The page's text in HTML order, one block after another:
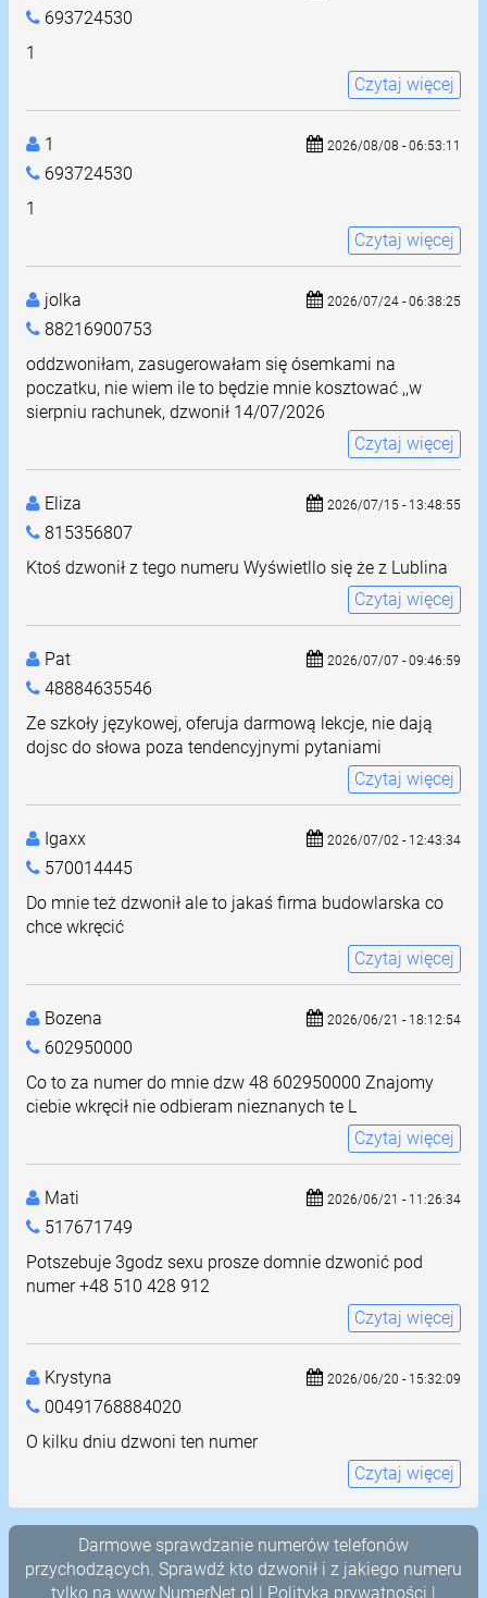
693724530
1
Czytaj więcej
1
693724530
2026/08/08 - 06:53:11
1
Czytaj więcej
jolka
88216900753
2026/07/24 - 06:38:25
oddzwoniłam, zasugerowałam się ósemkami na
poczatku, nie wiem ile to będzie mnie kosztować ,,w
sierpniu rachunek, dzwonił 14/07/2026
Czytaj więcej
Eliza
815356807
2026/07/15 - 13:48:55
Ktoś dzwonił z tego numeru Wyświetllo się że z Lublina
Czytaj więcej
Pat
48884635546
2026/07/07 - 09:46:59
Ze szkoły językowej, oferuja darmową lekcje, nie dają
dojsc do słowa poza tendencyjnymi pytaniami
Czytaj więcej
Igaxx
570014445
2026/07/02 - 12:43:34
Do mnie też dzwonił ale to jakaś firma budowlarska co
chce wkręcić
Czytaj więcej
Bozena
602950000
2026/06/21 - 18:12:54
Co to za numer do mnie dzw 48 602950000 Znajomy
ciebie wkręcił nie odbieram nieznanych te L
Czytaj więcej
Mati
517671749
2026/06/21 - 11:26:34
Potszebuje 3godz sexu prosze domnie dzwonić pod
numer +48 510 428 912
Czytaj więcej
Krystyna
00491768884020
2026/06/20 - 15:32:09
O kilku dniu dzwoni ten numer
Czytaj więcej
Darmowe sprawdzanie numerów telefonów
przychodzących. Sprawdź kto dzwonił i z jakiego numeru
tylko na www.NumerNet.pl | Polityka prywatności |